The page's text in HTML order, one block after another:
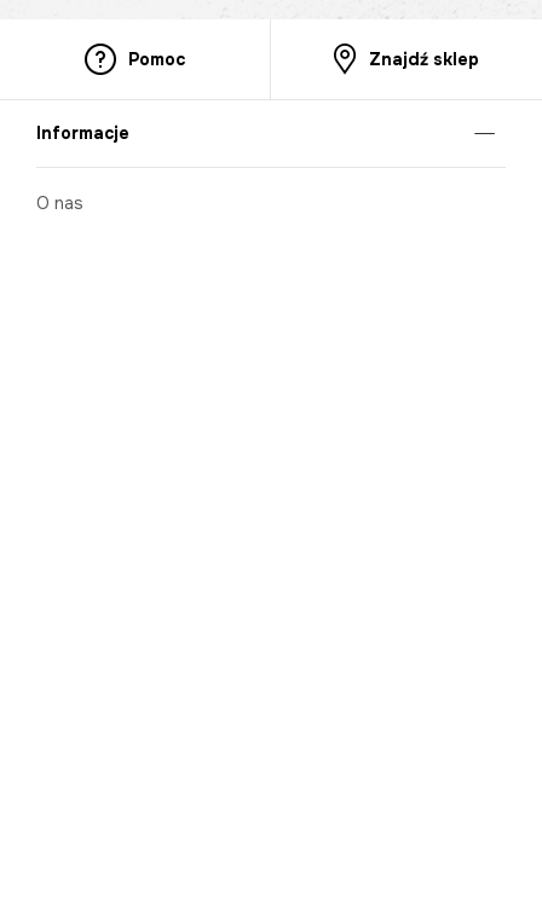
Pomoc Znajdź sklep
Informacje
O nas